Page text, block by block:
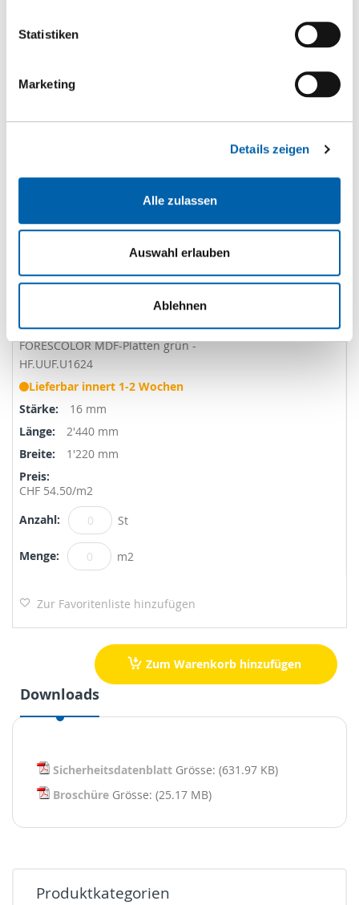
Statistiken
Marketing
Details zeigen
Alle zulassen
Auswahl erlauben
Ablehnen
HF.UUF.U0824
8 mm
m2
Zur Favoritenliste hinzufügen
FORESCOLOR MDF-Platten grün -
HF.UUF.U1624
Lieferbar innert 1-2 Wochen
16 mm
2'440 mm
1'220 mm
CHF 54.50/m2
St
m2
Zur Favoritenliste hinzufügen
Zum Warenkorb hinzufügen
Downloads
Sicherheitsdatenblatt Grösse: (631.97 KB)
Broschüre Grösse: (25.17 MB)
Produktkategorien